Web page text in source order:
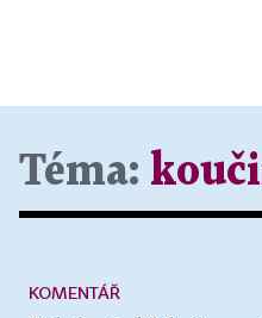
Téma:
KOMENTÁŘ